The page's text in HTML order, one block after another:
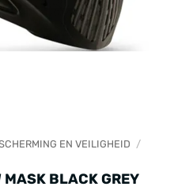
EN VEILIGHEID /
MASK BLACK GREY